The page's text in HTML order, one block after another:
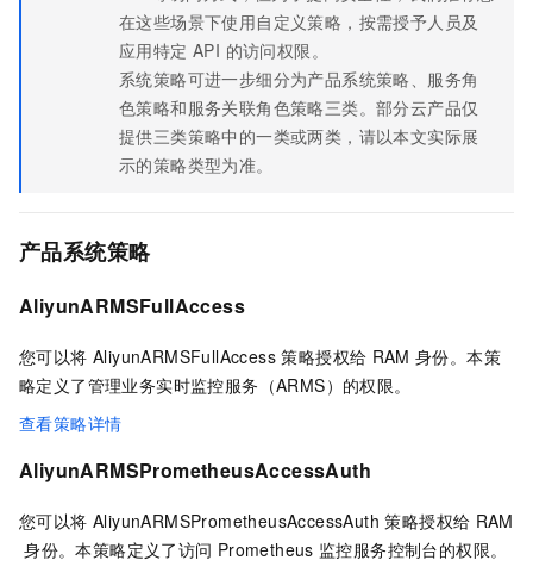
在这些场景下使用自定义策略，按需授予人员及
应用特定 API 的访问权限。
系统策略可进一步细分为产品系统策略、服务角
色策略和服务关联角色策略三类。部分云产品仅
提供三类策略中的一类或两类，请以本文实际展
示的策略类型为准。
产品系统策略
AliyunARMSFullAccess
您可以将 AliyunARMSFullAccess 策略授权给 RAM 身份。本策
略定义了管理业务实时监控服务（ARMS）的权限。
查看策略详情
AliyunARMSPrometheusAccessAuth
您可以将 AliyunARMSPrometheusAccessAuth 策略授权给 RAM
身份。本策略定义了访问 Prometheus 监控服务控制台的权限。